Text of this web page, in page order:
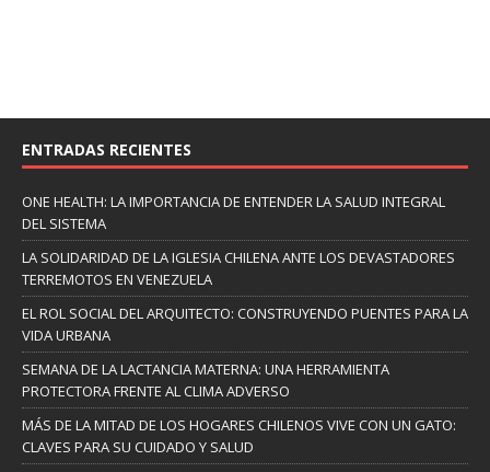
ENTRADAS RECIENTES
ONE HEALTH: LA IMPORTANCIA DE ENTENDER LA SALUD INTEGRAL
DEL SISTEMA
LA SOLIDARIDAD DE LA IGLESIA CHILENA ANTE LOS DEVASTADORES
TERREMOTOS EN VENEZUELA
EL ROL SOCIAL DEL ARQUITECTO: CONSTRUYENDO PUENTES PARA LA
VIDA URBANA
SEMANA DE LA LACTANCIA MATERNA: UNA HERRAMIENTA
PROTECTORA FRENTE AL CLIMA ADVERSO
MÁS DE LA MITAD DE LOS HOGARES CHILENOS VIVE CON UN GATO:
CLAVES PARA SU CUIDADO Y SALUD